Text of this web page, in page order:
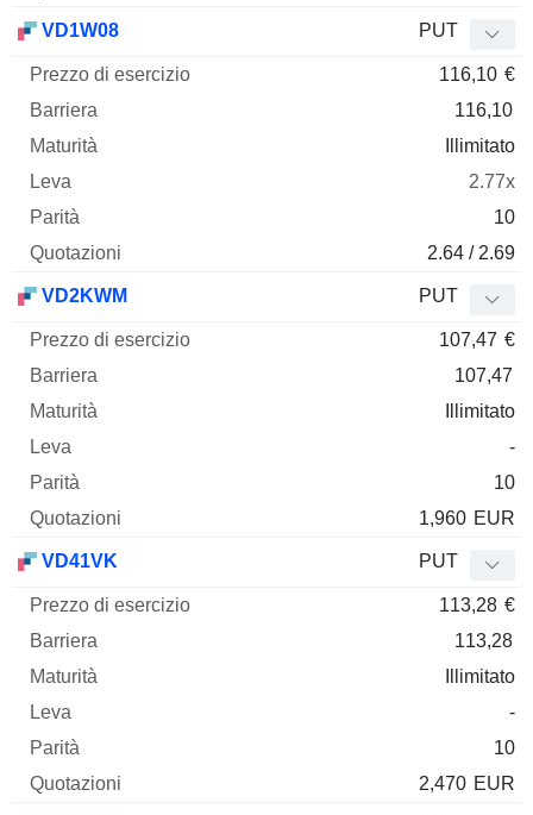
VD1W08 PUT
116,10 €
116,10
Illimitato
2.77x
10
2.64 / 2.69
VD2KWM PUT
107,47 €
107,47
Illimitato
-
10
1,960 EUR
VD41VK PUT
113,28 €
113,28
Illimitato
-
10
2,470 EUR